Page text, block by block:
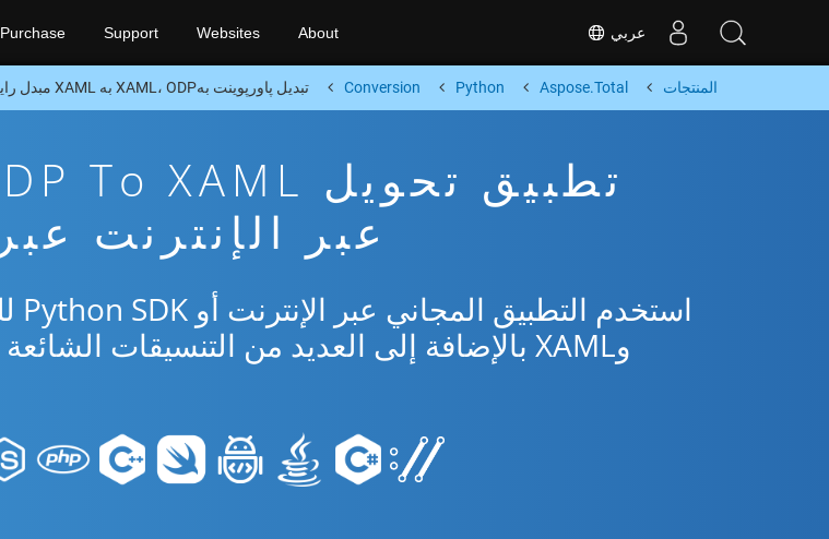
عربي Purchase Support Websites About
المنتجات Aspose.Total
Python
Conversion تبدیل پاورپوینت بهXAML، ODP به XAML مبدل رایگان یا Python SDK
عبر الإنترنت عبر Python
وXAML بالإضافة إلى العديد من التنسيقات الشائعة من Microsoft